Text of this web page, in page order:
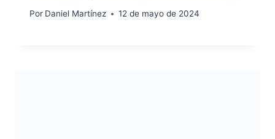
Por Daniel Martínez 12 de mayo de 2024